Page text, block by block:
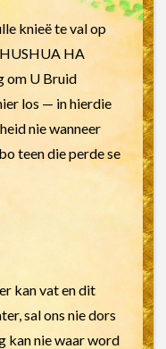
knieë te val op
HA
om U Bruid
los — in hierdie
nie wanneer
teen die perde se
kan vat en dit
sal ons nie dors
kan nie waar word